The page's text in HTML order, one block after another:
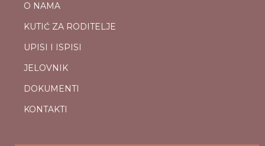
O NAMA
KUTIĆ ZA RODITELJE
UPISI I ISPISI
JELOVNIK
DOKUMENTI
KONTAKTI